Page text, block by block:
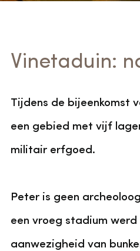
Vinetaduin:
Tijdens de bijeenkomst
een gebied met vijf
militair erfgoed.
Peter is geen
een vroeg stadium
aanwezigheid van